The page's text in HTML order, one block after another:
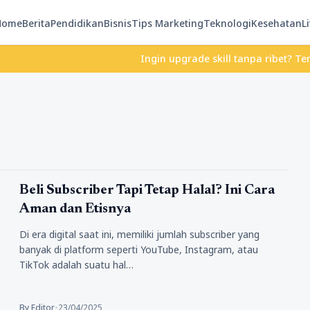
BeritaPendidikanBisnisTips MarketingTeknologiKesehatan
Ingin upgrade skill tanpa ribet?
Tips Marketing
Beli Subscriber Tapi Tetap Halal? Ini Cara
Aman dan Etisnya
Di era digital saat ini, memiliki jumlah subscriber yang
banyak di platform seperti YouTube, Instagram, atau
TikTok adalah suatu hal…
By Editor•23/04/2025